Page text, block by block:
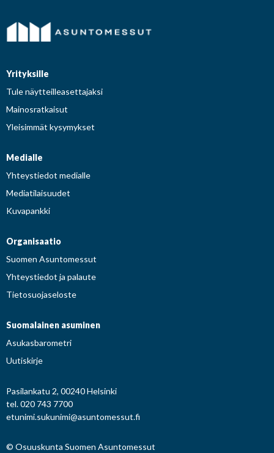
Yrityksille
Tule näytteilleasettajaksi
Mainosratkaisut
Yleisimmät kysymykset
Medialle
Yhteystiedot medialle
Mediatilaisuudet
Kuvapankki
Organisaatio
Suomen Asuntomessut
Yhteystiedot ja palaute
Tietosuojaseloste
Suomalainen asuminen
Asukasbarometri
Uutiskirje
Pasilankatu 2, 00240 Helsinki
tel. 020 743 7700
etunimi.sukunimi@asuntomessut.fi
© Osuuskunta Suomen Asuntomessut